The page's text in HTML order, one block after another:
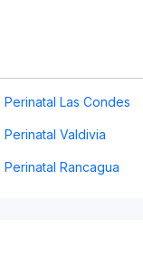
Las Condes
Valdivia
Rancagua